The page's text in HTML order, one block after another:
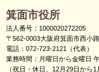
箕面市役所
法人番号：1000020272205
〒562-0003大阪府箕面市西小
電話：072-723-2121（代表）
業務時間：月曜日から金曜日
（祝日・休日、12月29日から1